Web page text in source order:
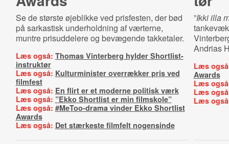
Se de største øjeblikke ved prisfesten, der bød
på sarkastisk underholdning af værterne,
muntre prisuddelere og bevægende takketaler.
Læs også: Thomas Vinterberg hylder Shortlist-
instruktør
Læs også: Kulturminister overrækker pris ved
filmfest
Læs også: En flirt er et moderne politisk værk
Læs også: ”Ekko Shortlist er min filmskole”
Læs også: #MeToo-drama vinder Ekko Shortlist
Awards
Læs også: Det stærkeste filmfelt nogensinde
”Ikki illa
Andrias
Læs
Awards
Læs
Læs
Læs